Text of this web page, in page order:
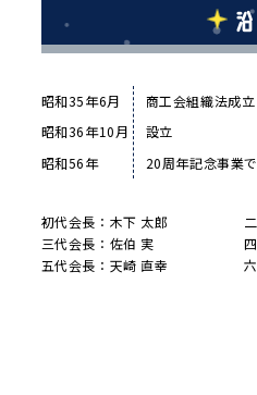
昭和35年6月
商工会組織法成立
昭和36年10月
設立
昭和56年
20周年記念事業
初代会長：木下 太郎
三代会長：佐伯 実
五代会長：天崎 直幸